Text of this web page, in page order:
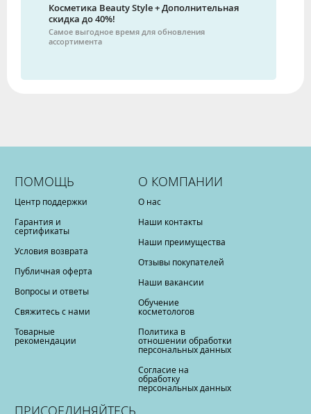
Косметика Beauty Style + Дополнительная
скидка до 40%!
Самое выгодное время для обновления
ассортимента
ПОМОЩЬ
Центр поддержки
Гарантия и
сертификаты
Условия возврата
Публичная оферта
Вопросы и ответы
Свяжитесь с нами
Товарные
рекомендации
О КОМПАНИИ
О нас
Наши контакты
Наши преимущества
Отзывы покупателей
Наши вакансии
Обучение
косметологов
Политика в
отношении обработки
персональных данных
Согласие на
обработку
персональных данных
ПРИСОЕДИНЯЙТЕСЬ